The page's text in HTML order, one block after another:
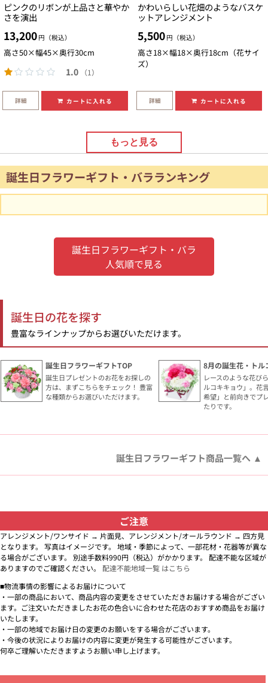
ピンクのリボンが上品さと華やか
さを演出
13,200 円（税込）
高さ50×幅45×奥行30cm
1.0 （1）
詳細 カートに入れる
かわいらしい花畑のようなバスケ
ットアレンジメント
5,500 円（税込）
高さ18×幅18×奥行18cm（花サイ
ズ）
詳細 カートに入れる
もっと見る
誕生日フラワーギフト・バラランキング
誕生日フラワーギフト・バラ
人気順で見る
誕生日の花を探す
豊富なラインナップからお選びいただけます。
誕生日フラワーギフトTOP
誕生日プレゼントのお花をお探しの
方は、まずこちらをチェック！ 豊富
な種類からお選びいただけます。
8月の誕生花・トル
レースのような花び
ルコキキョウ」。花
希望」と前向きでプ
たりです。
誕生日フラワーギフト商品一覧へ
ご注意
アレンジメント/ワンサイド → 片面見、アレンジメント/オールラウンド → 四方見
となります。 写真はイメージです。 地域・季節によって、一部花材・花器等が異な
る場合がございます。 別途手数料990円（税込）がかかります。 配達不能な区域が
ありますのでご確認ください。 配達不能地域一覧 はこちら
■物流事情の影響によるお届けについて
・一部の商品において、商品内容の変更をさせていただきお届けする場合がござい
ます。ご注文いただきましたお花の色合いに合わせた花店のおすすめ商品をお届け
いたします。
・一部の地域でお届け日の変更のお願いをする場合がございます。
・今後の状況によりお届けの内容に変更が発生する可能性がございます。
何卒ご理解いただきますようお願い申し上げます。